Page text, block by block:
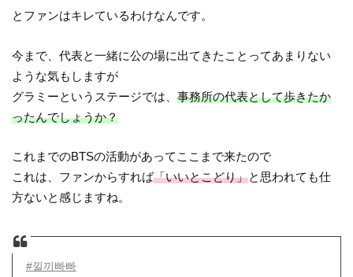
とファンはキレているわけなんです。
今まで、代表と一緒に公の場に出てきたことってあまりない
ような気もしますが
グラミーというステージでは、事務所の代表として歩きたか
ったんでしょうか？
これまでのBTSの活動があってここまで来たので
これは、ファンからすれば「いいとこどり」と思われても仕
方ないと感じますね。
#낄끼빠빠